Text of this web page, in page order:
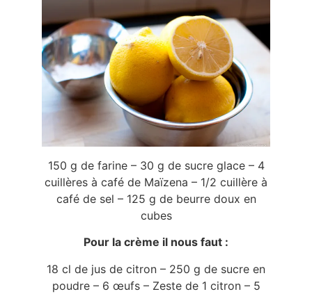
150 g de farine – 30 g de sucre glace – 4
cuillères à café de Maïzena – 1/2 cuillère à
café de sel – 125 g de beurre doux en
cubes
Pour la crème il nous faut :
18 cl de jus de citron – 250 g de sucre en
poudre – 6 œufs – Zeste de 1 citron – 5